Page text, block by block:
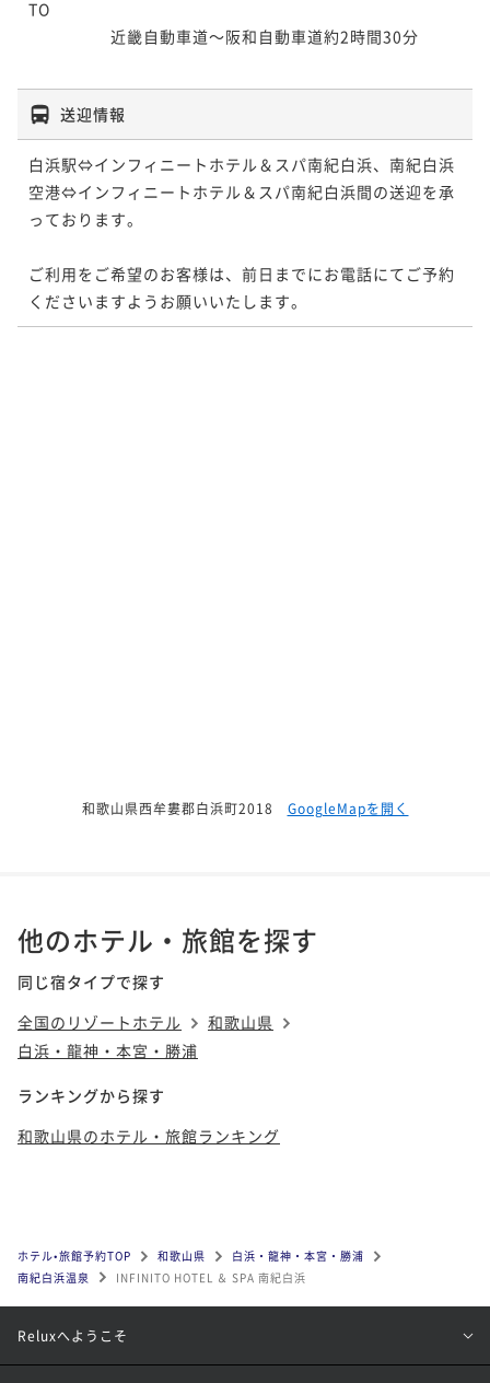
TO
近畿自動車道～阪和自動車道約2時間30分
送迎情報
白浜駅⇔インフィニートホテル＆スパ南紀白浜、南紀白浜
空港⇔インフィニートホテル＆スパ南紀白浜間の送迎を承
っております。
ご利用をご希望のお客様は、前日までにお電話にてご予約
くださいますようお願いいたします。
和歌山県西牟婁郡白浜町2018 GoogleMapを開く
他のホテル・旅館を探す
同じ宿タイプで探す
全国のリゾートホテル
和歌山県
白浜・龍神・本宮・勝浦
ランキングから探す
和歌山県のホテル・旅館ランキング
ホテル•旅館予約TOP 和歌山県
白浜・龍神・本宮・勝浦
南紀白浜温泉
INFINITO HOTEL ＆ SPA 南紀白浜
Reluxへようこそ